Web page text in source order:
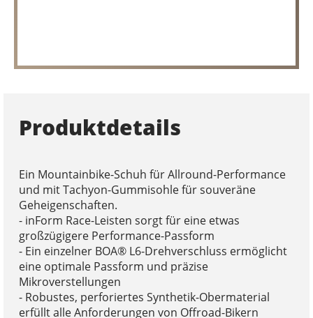
Produktdetails
Ein Mountainbike-Schuh für Allround-Performance
und mit Tachyon-Gummisohle für souveräne
Geheigenschaften.
- inForm Race-Leisten sorgt für eine etwas
großzügigere Performance-Passform
- Ein einzelner BOA® L6-Drehverschluss ermöglicht
eine optimale Passform und präzise
Mikroverstellungen
- Robustes, perforiertes Synthetik-Obermaterial
erfüllt alle Anforderungen von Offroad-Bikern